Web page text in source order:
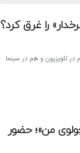
را غرق کرد؟
تلویزیون و هم در سینما
من»؛ حضور